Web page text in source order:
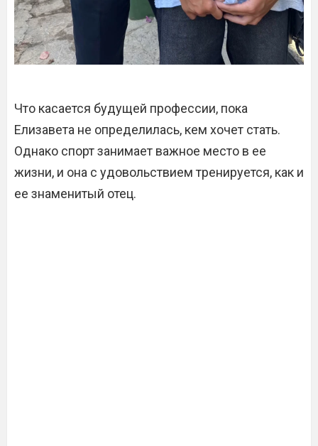
Что касается будущей профессии, пока
Елизавета не определилась, кем хочет стать.
Однако спорт занимает важное место в ее
жизни, и она с удовольствием тренируется, как и
ее знаменитый отец.